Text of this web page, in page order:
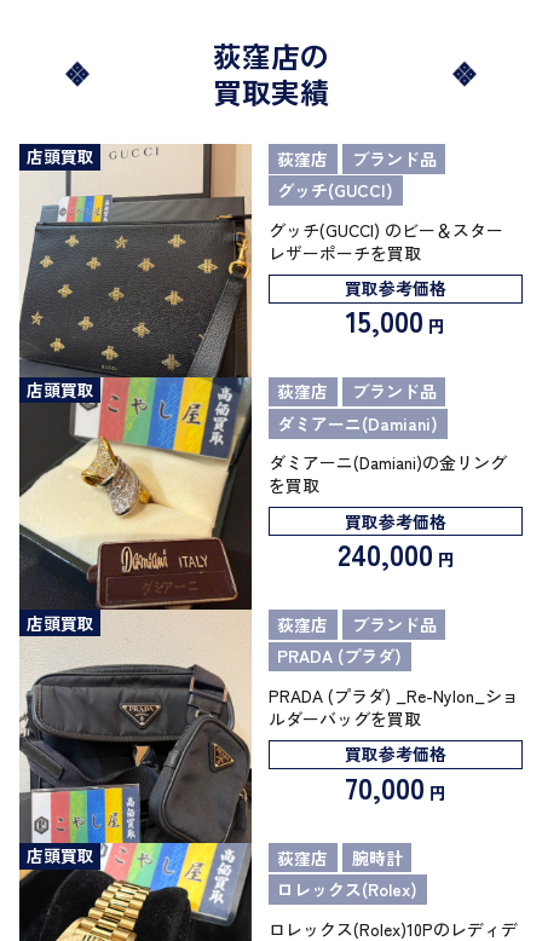
荻窪店の
買取実績
店頭買取 荻窪店
ブランド品
グッチ(GUCCI)
グッチ(GUCCI) のビー＆スター
レザーポーチを買取
買取参考価格
15,000 円
店頭買取 荻窪店
ブランド品
ダミアーニ(Damiani)
ダミアーニ(Damiani)の金リング
を買取
買取参考価格
240,000 円
店頭買取 荻窪店
ブランド品
PRADA (プラダ)
PRADA (プラダ) _Re-Nylon_ショ
ルダーバッグを買取
買取参考価格
70,000 円
店頭買取 荻窪店
腕時計
ロレックス(Rolex)
ロレックス(Rolex)10Pのレディデ